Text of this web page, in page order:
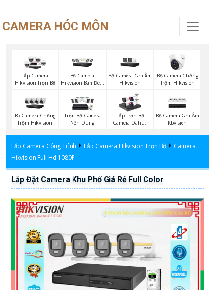
CAMERA HÓC MÔN
Lắp Camera
Hikvision Trọn Bộ
Bộ Camera
Hikvision Ban Đêm
Bộ Camera Ghi Âm
Hikvision
Bộ Camera Chống
Trộm Hikvision
Bô Camera Chống
Trộm Hikvision
Trọn Bộ Camera
Nên Dùng
Lắp Trọn Bộ
Camera Dahua
Bộ Camera Ghi Âm
Kbvision
Lắp Camera Công Trình Lắp Camera Hikvision Trọn Bộ
Camera
Hikvision Full Hd 1080P
Lắp Đặt Camera Khu Phố Giá Rẻ Full Color